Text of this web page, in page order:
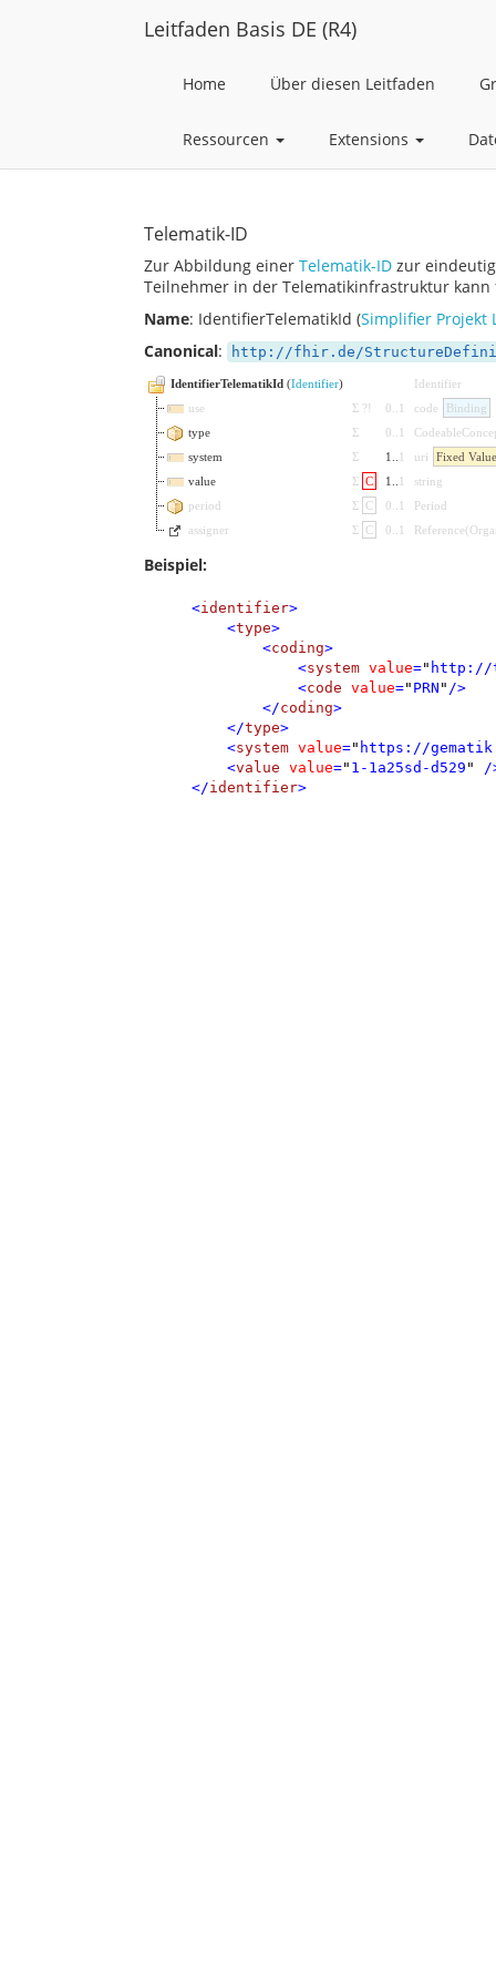
Leitfaden Basis DE (R4)
Home Über diesen Leitfaden
Ressourcen Extensions
Telematik-ID
Zur Abbildung einer Telematik-ID zur
Teilnehmer in der Telematikinfrastruktur
Name: IdentifierTelematikId (Simplifier Projekt
Canonical: http://fhir.de/
IdentifierTelematikId (Identifier)
Identifier
use
Σ ?! 0 1 code
Binding
type
Σ 0 1
system
Σ 1 1 uri
Fixed Value
value
Σ C 1 1
string
period
Σ C 0 1
Period
assigner
Σ C 0 1 Reference(
Beispiel:
<identifier>
<type>
<coding>
<system value=" http://
<code value=" PRN " />
</coding>
</type>
<system value=" https://
<value value=" 1-1a25sd-d529 "
/
</identifier>